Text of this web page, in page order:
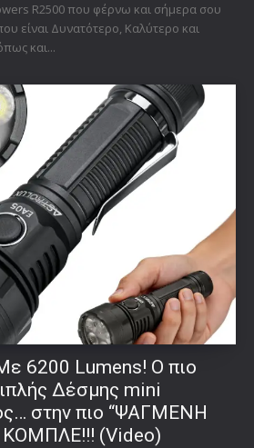
R2500 που φέρνω και σήμερα σου
είναι Δυνατότερο, Καλύτερο και
και...
6200 Lumens! Ο πιο
Δέσμης mini
στην πιο “ΨΑΓΜΕΝΗ
ΚΟΜΠΛΕ!!! (Video)